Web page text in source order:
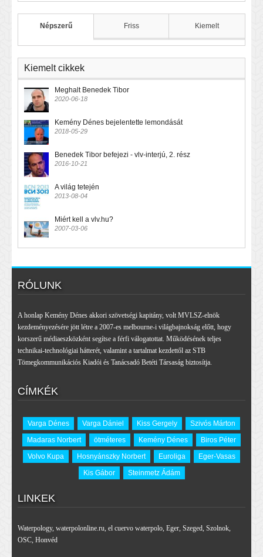
Népszerű Friss Kiemelt
Kiemelt cikkek
Meghalt Benedek Tibor
2020-06-18
Kemény Dénes bejelentette lemondását
2018-05-29
Benedek Tibor befejezi - vlv-interjú, 2. rész
2016-10-21
A világ tetején
2013-08-04
Miért kell a vlv.hu?
2007-03-06
RÓLUNK
A honlap Kemény Dénes akkori szövetségi kapitány, volt MVLSZ-elnök
kezdeményezésére jött létre a 2007-es melbourne-i világbajnokság előtt, hogy
korszerű médiaeszközként segítse a férfi válogatottat. Működésének teljes
technikai-technológiai hátterét, valamint a tartalmat kezdettől az STB
Tömegkommunikációs Kiadói és Tanácsadó Betéti Társaság biztosítja.
CÍMKÉK
Varga Dénes Varga Dániel Kiss Gergely
Szivós Márton
Madaras Norbert
ötméteres Kemény Dénes
Biros Péter
Volvo Kupa
Hosnyánszky Norbert Euroliga
Eger-Vasas
Kis Gábor
Steinmetz Ádám
LINKEK
Waterpology, waterpolonline.ru, el cuervo waterpolo, Eger, Szeged, Szolnok,
OSC, Honvéd